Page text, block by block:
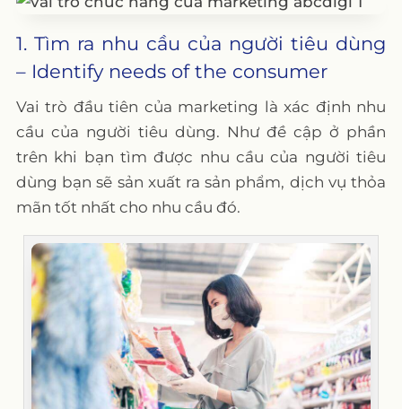
1. Tìm ra nhu cầu của người tiêu dùng
– Identify needs of the consumer
Vai trò đầu tiên của marketing là xác định nhu
cầu của người tiêu dùng. Như đề cập ở phần
trên khi bạn tìm được nhu cầu của người tiêu
dùng bạn sẽ sản xuất ra sản phẩm, dịch vụ thỏa
mãn tốt nhất cho nhu cầu đó.